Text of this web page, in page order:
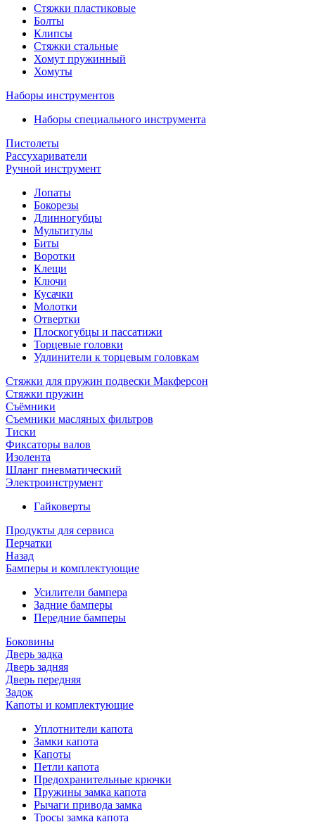
Стяжки пластиковые
Болты
Клипсы
Стяжки стальные
Хомут пружинный
Хомуты
Наборы инструментов
Наборы специального инструмента
Пистолеты
Рассухариватели
Ручной инструмент
Лопаты
Бокорезы
Длинногубцы
Мультитулы
Биты
Воротки
Клещи
Ключи
Кусачки
Молотки
Отвертки
Плоскогубцы и пассатижи
Торцевые головки
Удлинители к торцевым головкам
Стяжки для пружин подвески Макферсон
Стяжки пружин
Съёмники
Съемники масляных фильтров
Тиски
Фиксаторы валов
Изолента
Шланг пневматический
Электроинструмент
Гайковерты
Продукты для сервиса
Перчатки
Назад
Бамперы и комплектующие
Усилители бампера
Задние бамперы
Передние бамперы
Боковины
Дверь задка
Дверь задняя
Дверь передняя
Задок
Капоты и комплектующие
Уплотнители капота
Замки капота
Капоты
Петли капота
Предохранительные крючки
Пружины замка капота
Рычаги привода замка
Тросы замка капота